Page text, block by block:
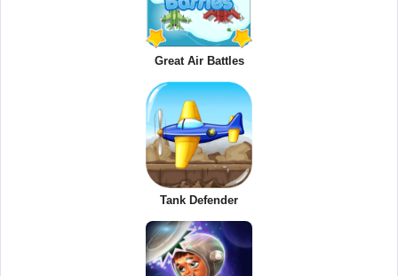
Great Air Battles
Tank Defender